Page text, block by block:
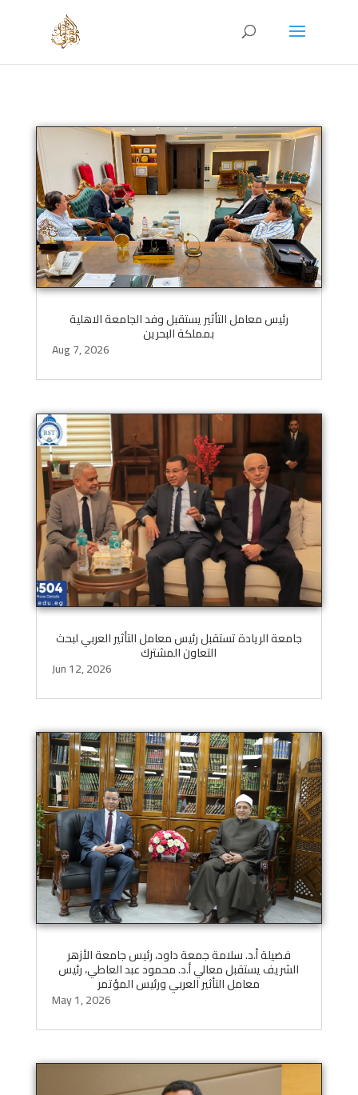
رئيس معامل التأثير يستقبل وفد الجامعة الاهلية
بمملكة البحرين
Aug 7, 2026
جامعة الريادة تستقبل رئيس معامل التأثير العربي لبحث
التعاون المشترك
Jun 12, 2026
فضيلة أ.د. سلامة جمعة داود، رئيس جامعة الأزهر
الشريف يستقبل معالي أ.د. محمود عبد العاطي، رئيس
معامل التأثير العربي ورئيس المؤتمر
May 1, 2026